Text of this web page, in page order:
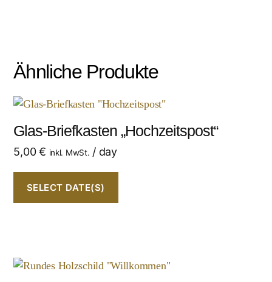
Ähnliche Produkte
Glas-Briefkasten „Hochzeitspost“
5,00€ inkl. MwSt. / day
SELECT DATE(S)